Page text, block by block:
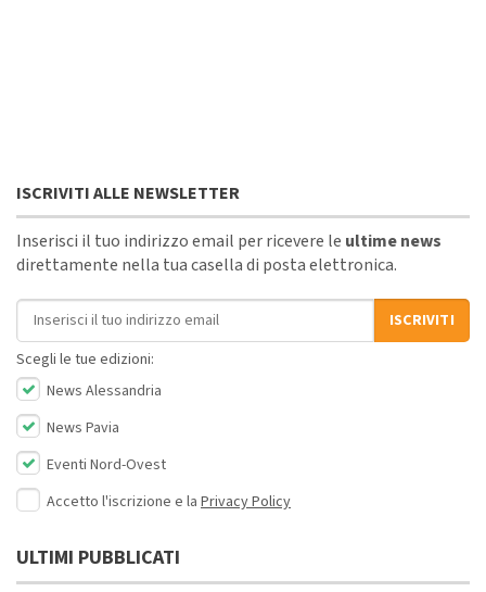
ISCRIVITI ALLE NEWSLETTER
Inserisci il tuo indirizzo email per ricevere le ultime news
direttamente nella tua casella di posta elettronica.
Indirizzo email
ISCRIVITI
Scegli le tue edizioni:
News Alessandria
News Pavia
Eventi Nord-Ovest
Accetto l'iscrizione e la Privacy Policy
ULTIMI PUBBLICATI